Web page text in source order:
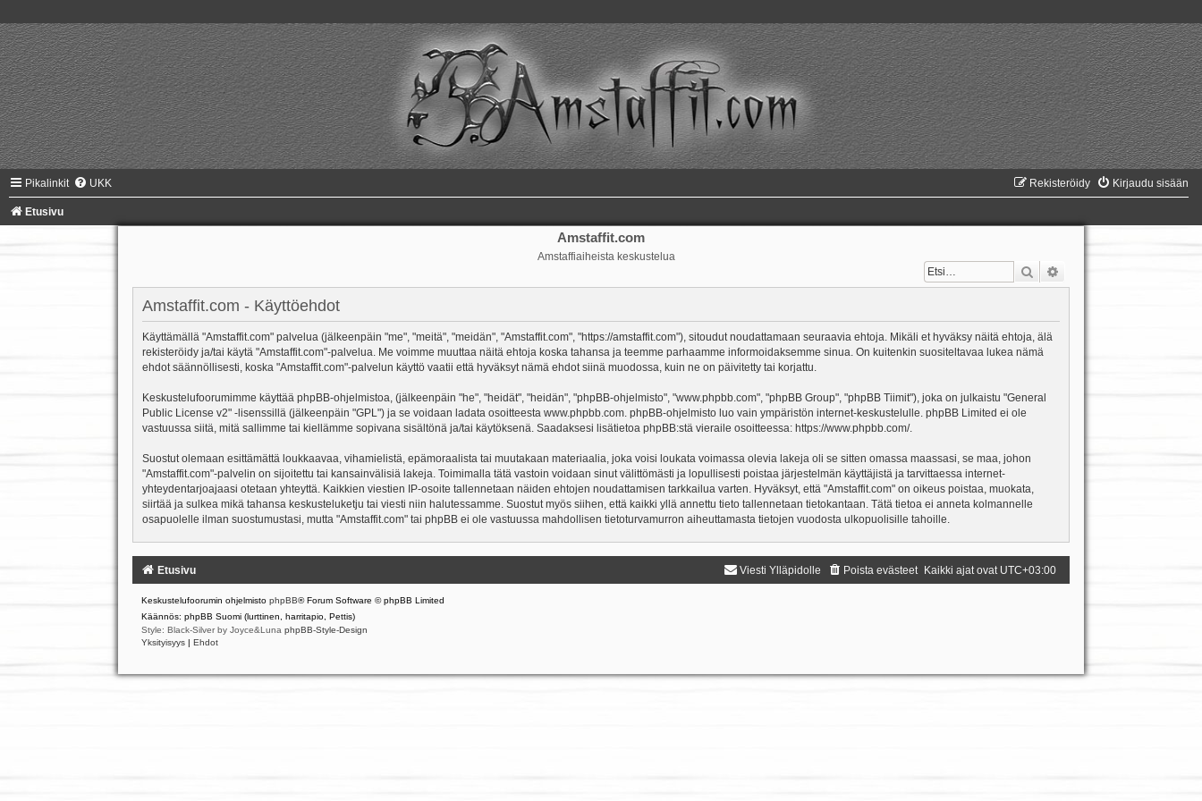
Pikalinkit UKK Kirjaudu sisään
Rekisteröidy
Etusivu
Amstaffit.com
Amstaffiaiheista keskustelua
Etsi
Amstaffit.com - Käyttöehdot
Käyttämällä "Amstaffit.com" palvelua (jälkeenpäin "me", "meitä", "meidän", "Amstaffit.com", "https://amstaffit.com"), sitoudut noudattamaan seuraavia ehtoja. Mikäli et hyväksy näitä ehtoja, älä
rekisteröidy ja/tai käytä "Amstaffit.com"-palvelua. Me voimme muuttaa näitä ehtoja koska tahansa ja teemme parhaamme informoidaksemme sinua. On kuitenkin suositeltavaa lukea nämä
ehdot säännöllisesti, koska "Amstaffit.com"-palvelun käyttö vaatii että hyväksyt nämä ehdot siinä muodossa, kuin ne on päivitetty tai korjattu.
Keskustelufoorumimme käyttää phpBB-ohjelmistoa, (jälkeenpäin "he", "heidät", "heidän", "phpBB-ohjelmisto", "www.phpbb.com", "phpBB Group", "phpBB Tiimit"), joka on julkaistu "General
Public License v2" -lisenssillä (jälkeenpäin "GPL") ja se voidaan ladata osoitteesta www.phpbb.com. phpBB-ohjelmisto luo vain ympäristön internet-keskustelulle. phpBB Limited ei ole
vastuussa siitä, mitä sallimme tai kiellämme sopivana sisältönä ja/tai käytöksenä. Saadaksesi lisätietoa phpBB:stä vieraile osoitteessa: https://www.phpbb.com/.
Suostut olemaan esittämättä loukkaavaa, vihamielistä, epämoraalista tai muutakaan materiaalia, joka voisi loukata voimassa olevia lakeja oli se sitten omassa maassasi, se maa, johon
"Amstaffit.com"-palvelin on sijoitettu tai kansainvälisiä lakeja. Toimimalla tätä vastoin voidaan sinut välittömästi ja lopullisesti poistaa järjestelmän käyttäjistä ja tarvittaessa internet-
yhteydentarjoajaasi otetaan yhteyttä. Kaikkien viestien IP-osoite tallennetaan näiden ehtojen noudattamisen tarkkailua varten. Hyväksyt, että "Amstaffit.com" on oikeus poistaa, muokata,
siirtää ja sulkea mikä tahansa keskusteluketju tai viesti niin halutessamme. Suostut myös siihen, että kaikki yllä annettu tieto tallennetaan tietokantaan. Tätä tietoa ei anneta kolmannelle
osapuolelle ilman suostumustasi, mutta "Amstaffit.com" tai phpBB ei ole vastuussa mahdollisen tietoturvamurron aiheuttamasta tietojen vuodosta ulkopuolisille tahoille.
Etusivu Kaikki ajat ovat UTC+03:00
Poista evästeet
Viesti Ylläpidolle
Keskustelufoorumin ohjelmisto phpBB® Forum Software © phpBB Limited
Käännös: phpBB Suomi (lurttinen, harritapio, Pettis)
Style: Black-Silver by Joyce&Luna phpBB-Style-Design
Yksityisyys | Ehdot